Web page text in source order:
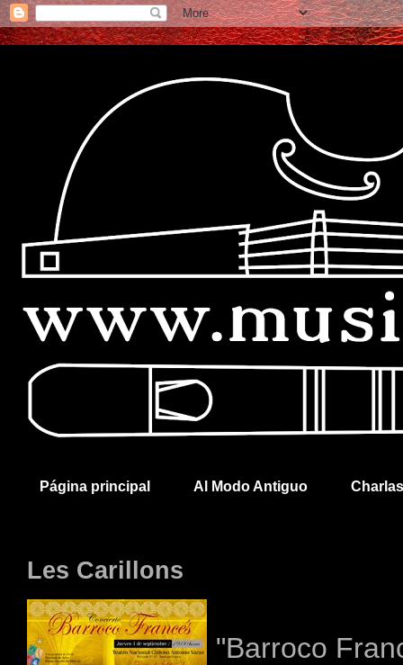
Página principal Al Modo Antiguo
Les Carillons
"Barroco